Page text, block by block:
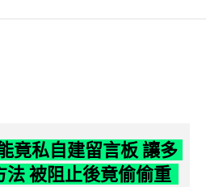
竟私自建留言板 讓多
法 被阻止後竟偷偷重